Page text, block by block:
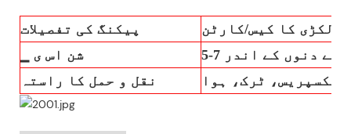
پیکنگ کی تفصیلات
لکڑی کا کیس/کارٹن
▁ شن اس ی
کام کے دنوں کے اندر
نقل و حمل کا راستہ
ٹرک، ہوا